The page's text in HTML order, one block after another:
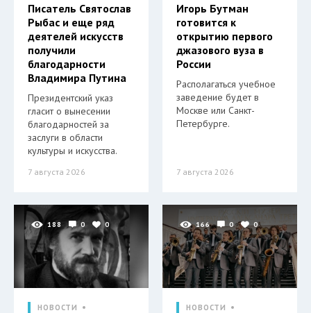
Писатель Святослав
Рыбас и еще ряд
деятелей искусств
получили
благодарности
Владимира Путина
Президентский указ
гласит о вынесении
благодарностей за
заслуги в области
культуры и искусства.
7 августа 2026
Игорь Бутман
готовится к
открытию первого
джазового вуза в
России
Располагаться учебное
заведение будет в
Москве или Санкт-
Петербурге.
7 августа 2026
188 0 0
НОВОСТИ
166 0 0
НОВОСТИ